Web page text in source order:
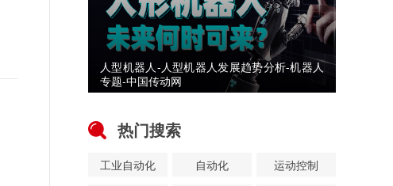
人型机器人-人型机器人发展趋势分析-机器人
专题-中国传动网
热门搜索
工业自动化 自动化
运动控制